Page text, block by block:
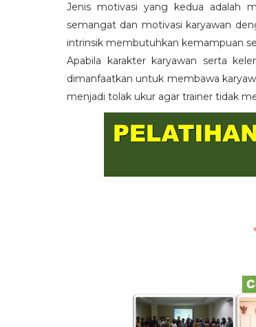
Jenis motivasi yang kedua adalah
semangat dan motivasi karyawan
intrinsik membutuhkan kemampuan
Apabila karakter karyawan serta
dimanfaatkan untuk membawa
menjadi tolak ukur agar trainer tidak